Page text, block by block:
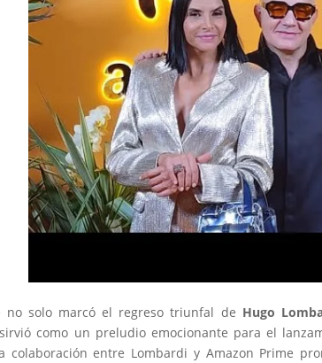
no solo marcó el regreso triunfal de Hugo
como un preludio emocionante para el
colaboración entre Lombardi y Amazon Prime